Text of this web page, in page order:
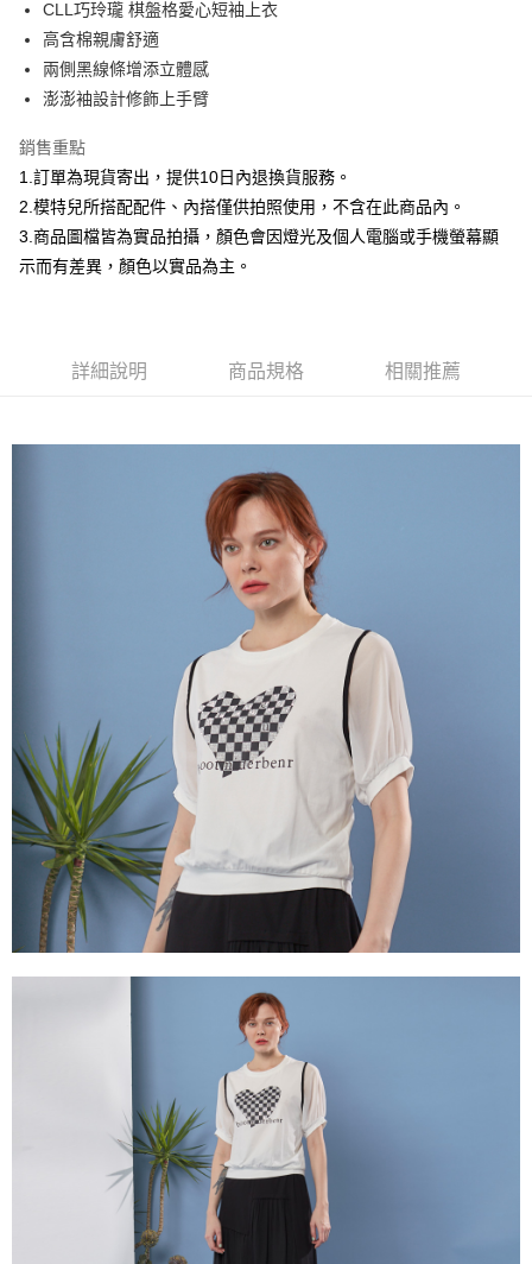
華南商業銀行
上海商業儲蓄銀行
國泰世華商業銀行
臺灣中小企業銀行
聯邦商業銀行
元大商業銀行
永豐商業銀行
台新國際商業銀行
中國信託商業銀行
台灣樂天信用卡公司
LINE Pay
Apple Pay
悠遊付
Google Pay
大哥付你分期
2.付款方式選擇「大哥付你分期」，訂單成立後會自動跳轉到大哥付的交易
流程，驗證手機門號後，選擇欲分期的期數、繳款截止日，確認付款後即完
4.訂單成立30分鐘內，如未前往確認交易或遇審核未通過，訂單將自動取
消。如遇「轉專審核」未通過狀況，表示未達大哥付你分期系統評分，恕無
1.分期款項不併入電信帳單，「大哥付你分期」於每月結算日後寄送繳費提
2.透過簡訊連結打開帳單後，可選擇「超商條碼／台灣大直營門市／銀行轉
帳／街口支付／iPASS MONEY」等通路繳費。
1.本服務係由「台灣大哥大股份有限公司」（以下簡稱本公司）所提供，讓
用戶於交易時，得透過本服務購買商品或服務，並由商店將買賣／分期付款
買賣價金債權讓與本公司後，依約使用本公司帳單繳交帳款。
2.基於同意付款使用「大哥付你分期」之契約關係目的，商店將以您的個人
資料（包含姓名、電話或地址）提供予台灣大哥大進項蒐集、處理及利用，
由本公司與您本人進行分期帳單所需資料之確認、核對及更正。
3.完整用戶服務條款，請詳閱以下連結：
https://oppay.tw/userRule
相關說明
２．便利：只要手機號碼，簡訊認證，即可結帳。
３．安心：先確認商品／服務後，再付款。
【「AFTEE先享後付」結帳流程】
１．於結帳方式選擇「AFTEE先享後付」後，將跳轉至「AFTEE先享後付」
結帳頁面，進行簡訊認證並確認金額後，即可完成結帳。
２．訂單成立數日內，您將收到繳費通知簡訊。
３．收到繳費通知簡訊後14天內，點擊此簡訊中的連結，可透過四大超商／
ATM／網路銀行／等多元方式進行付款，方視為交易完成。
※ 請注意：結帳手續完成當下不需立刻繳費，但若您需要取消訂單，請聯絡
購買商品的店家。未經商家同意取消之訂單仍視為有效，需透過AFTEE先享
※ 交易是否成功請以「AFTEE先享後付 」之結帳頁面顯示為準，若有關於
是否繳費成功／繳費後需取消欲退款等相關疑問，請聯繫「AFTEE先享後付
客戶支援中心」https://netprotections.freshdesk.com/support/home
【注意事項】
１．透過由恩沛科技股份有限公司提供之「AFTEE先享後付」服務完成之交
易，需依本服務之必要範圍內提供個人資料，並將交易相關給付款項請求債
權轉讓予恩沛科技股份有限公司。
２．關於個人資料處理事宜，請瀏覽以下網址：
https://aftee.tw/terms/#terms3
３．未成年的使用者請事先徵得法定代理人或監護人之同意方可使用
４．使用「AFTEE先享後付」時，將依據個別帳號之用戶狀況，依本公司即
時審查核予不同之上限額度；若仍有額度不足之情形，本公司將視審查結果
５．嚴禁一人註冊多個帳號或使用他人資訊註冊。若發現惡意使用之情形，
恩沛科技股份有限公司將有權停止該用戶之使用額度並採取法律行動。
每筆NT$120，滿NT$2,000(含以上)免運費
每筆NT$120，滿NT$2,000(含以上)免運費
每筆NT$120，滿NT$2,000(含以上)免運費
CLL巧玲瓏 棋盤格愛心短袖上衣
高含棉親膚舒適
兩側黑線條增添立體感
澎澎袖設計修飾上手臂
銷售重點
1.訂單為現貨寄出，提供10日內退換貨服務。
2.模特兒所搭配配件、內搭僅供拍照使用，不含在此商品內。
3.商品圖檔皆為實品拍攝，顏色會因燈光及個人電腦或手機螢幕顯
示而有差異，顏色以實品為主。
詳細說明 商品規格 相關推薦